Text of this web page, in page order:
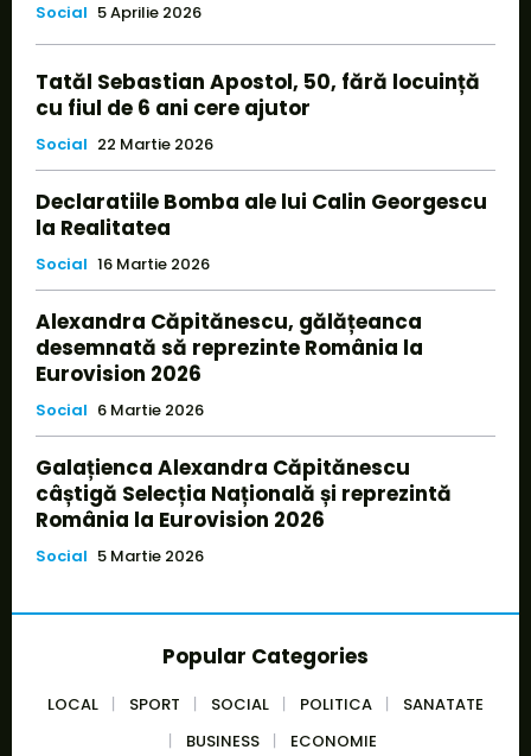
Social 5 Aprilie 2026
Tatăl Sebastian Apostol, 50, fără locuință
cu fiul de 6 ani cere ajutor
Social 22 Martie 2026
Declaratiile Bomba ale lui Calin Georgescu
la Realitatea
Social 16 Martie 2026
Alexandra Căpitănescu, gălățeanca
desemnată să reprezinte România la
Eurovision 2026
Social 6 Martie 2026
Galațienca Alexandra Căpitănescu
câștigă Selecția Națională și reprezintă
România la Eurovision 2026
Social 5 Martie 2026
Popular Categories
LOCAL SPORT SOCIAL POLITICA
SANATATE
BUSINESS
ECONOMIE